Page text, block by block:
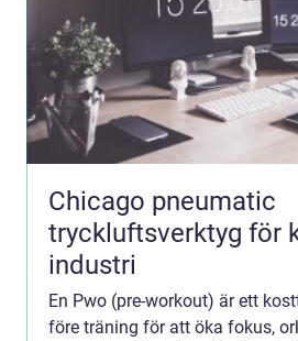
Chicago pneumatic
tryckluftsverktyg för
industri
En Pwo (pre-workout) är ett
före träning för att öka fokus,